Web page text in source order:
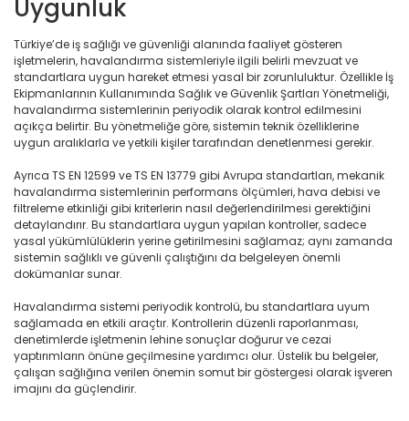
Uygunluk
Türkiye’de iş sağlığı ve güvenliği alanında faaliyet gösteren
işletmelerin, havalandırma sistemleriyle ilgili belirli mevzuat ve
standartlara uygun hareket etmesi yasal bir zorunluluktur. Özellikle İş
Ekipmanlarının Kullanımında Sağlık ve Güvenlik Şartları Yönetmeliği,
havalandırma sistemlerinin periyodik olarak kontrol edilmesini
açıkça belirtir. Bu yönetmeliğe göre, sistemin teknik özelliklerine
uygun aralıklarla ve yetkili kişiler tarafından denetlenmesi gerekir.
Ayrıca TS EN 12599 ve TS EN 13779 gibi Avrupa standartları, mekanik
havalandırma sistemlerinin performans ölçümleri, hava debisi ve
filtreleme etkinliği gibi kriterlerin nasıl değerlendirilmesi gerektiğini
detaylandırır. Bu standartlara uygun yapılan kontroller, sadece
yasal yükümlülüklerin yerine getirilmesini sağlamaz; aynı zamanda
sistemin sağlıklı ve güvenli çalıştığını da belgeleyen önemli
dokümanlar sunar.
Havalandırma sistemi periyodik kontrolü, bu standartlara uyum
sağlamada en etkili araçtır. Kontrollerin düzenli raporlanması,
denetimlerde işletmenin lehine sonuçlar doğurur ve cezai
yaptırımların önüne geçilmesine yardımcı olur. Üstelik bu belgeler,
çalışan sağlığına verilen önemin somut bir göstergesi olarak işveren
imajını da güçlendirir.